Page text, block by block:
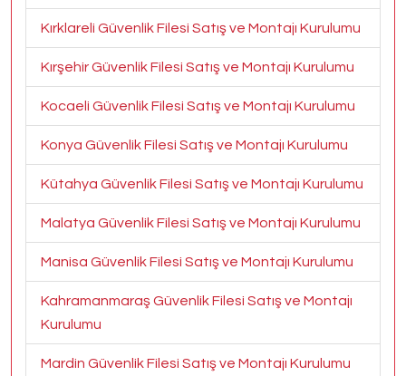
Kırklareli Güvenlik Filesi Satış ve Montajı Kurulumu
Kırşehir Güvenlik Filesi Satış ve Montajı Kurulumu
Kocaeli Güvenlik Filesi Satış ve Montajı Kurulumu
Konya Güvenlik Filesi Satış ve Montajı Kurulumu
Kütahya Güvenlik Filesi Satış ve Montajı Kurulumu
Malatya Güvenlik Filesi Satış ve Montajı Kurulumu
Manisa Güvenlik Filesi Satış ve Montajı Kurulumu
Kahramanmaraş Güvenlik Filesi Satış ve Montajı
Kurulumu
Mardin Güvenlik Filesi Satış ve Montajı Kurulumu